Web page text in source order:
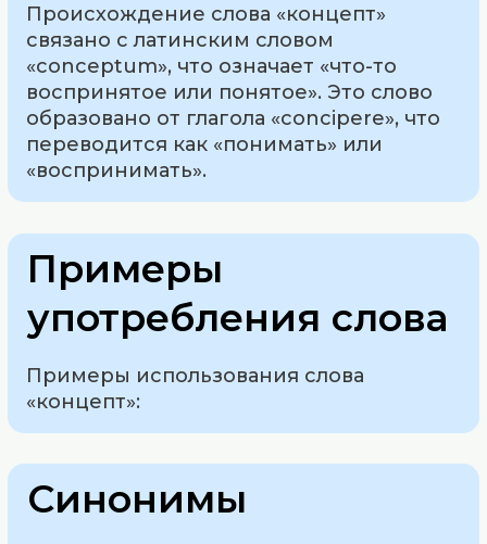
Происхождение слова «концепт»
связано с латинским словом
«conceptum», что означает «что-то
воспринятое или понятое». Это слово
образовано от глагола «concipere», что
переводится как «понимать» или
«воспринимать».
Примеры
употребления слова
Примеры использования слова
«концепт»:
Синонимы